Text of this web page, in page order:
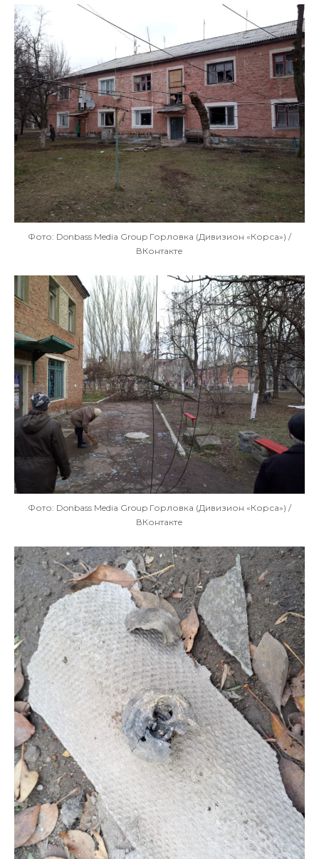
Фото: Donbass Media Group Горловка (Дивизион «Корса») /
ВКонтакте
Фото: Donbass Media Group Горловка (Дивизион «Корса») /
ВКонтакте